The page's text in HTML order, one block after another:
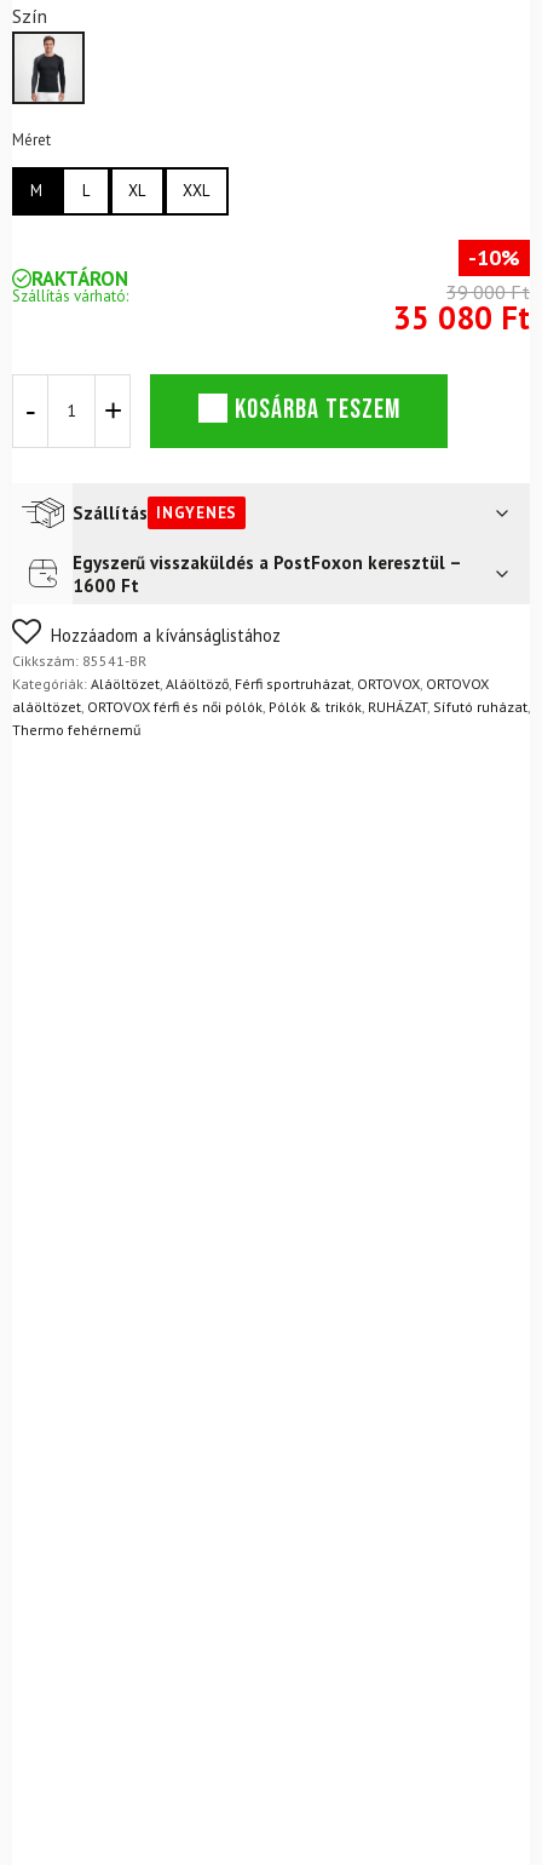
Szín
Méret
M L XL XXL
RAKTÁRON
Szállítás várható:
-10%
39 000 Ft
35 080 Ft
120
ujjú
kompressziós
Merino
póló
Black
Raven
mennyiség
KOSÁRBA TESZEM
Szállítás INGYENES
Futár a címreIngyenes
FoxPost
Egyszerű visszaküldés a PostFoxon keresztül –
1600 Ft
Nem biztos a választásában? Semmi gond – a terméket
egyszerűen visszaküldheti 14 napon belül, indoklás nélkül.
Mik a visszaküldés feltételei?
Hozzáadom a kívánságlistához
Cikkszám: 85541-BR
Kategóriák: Aláöltözet Aláöltöző Férfi sportruházat ORTOVOX ORTOVOX
aláöltözet ORTOVOX férfi és női pólók Pólók & trikók RUHÁZAT, Sífutó ruházat
Thermo fehérnemű